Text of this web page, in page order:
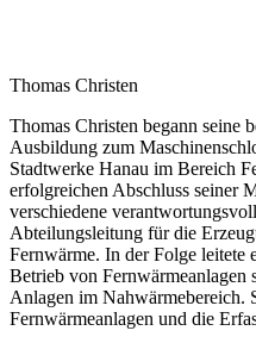
Thomas Christen
Thomas Christen begann seine
Ausbildung zum
Stadtwerke Hanau im Bereich
erfolgreichen Abschluss seiner
verschiedene
Abteilungsleitung für die
Fernwärme. In der Folge leitete
Betrieb von Fernwärmeanlagen
Anlagen im Nahwärmebereich.
Fernwärmeanlagen und die